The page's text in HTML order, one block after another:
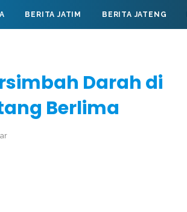
BERITA JATIM BERITA JATENG
Darah di
Berlima